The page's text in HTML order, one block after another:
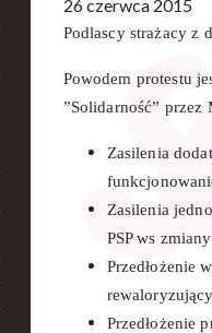
26 czerwca 2015
Podlascy strażacy z
Powodem protestu
”Solidarność” przez
Zasilenia
Zasilenia
PSP ws
Przedłożenie
Przedłożenie